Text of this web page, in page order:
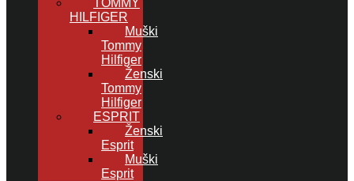
TOMMY
HILFIGER
Muški
Tommy
Hilfiger
Ženski
Tommy
Hilfiger
ESPRIT
Ženski
Esprit
Muški
Esprit